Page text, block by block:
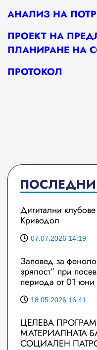
АНАЛИЗ НА
ПРОЕКТ НА
ПЛАНИРАНЕ НА
ПРОТОКОЛ
Дигитални
Криводол
07.07.2026 14:19
Заповед за
зрялост” при
периода от 01
18.05.2026 16:41
ЦЕЛЕВА
МАТЕРИАЛНАТА
СОЦИАЛЕН